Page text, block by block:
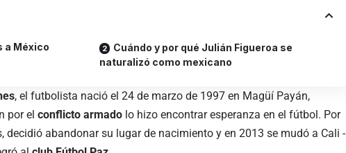
a México
Cuándo y por qué Julián Figueroa se
naturalizó como mexicano
, el futbolista nació el 24 de marzo de 1997 en Magüí Payán,
por el conflicto armado lo hizo encontrar esperanza en el fútbol. Por
decidió abandonar su lugar de nacimiento y en 2013 se mudó a Cali -